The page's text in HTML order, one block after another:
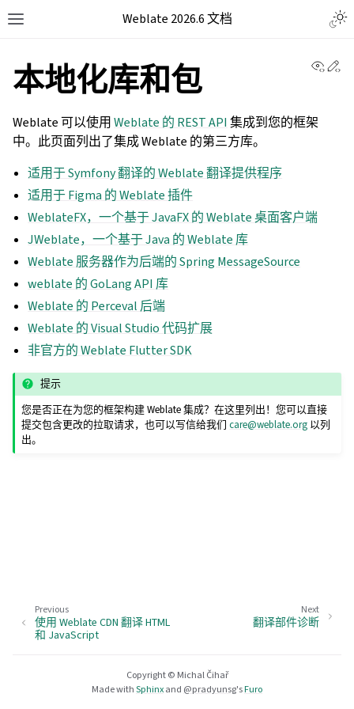
Weblate 2026.6 文档
本地化库和包
Weblate 可以使用 Weblate 的 REST API 集成到您的框架
中。此页面列出了集成 Weblate 的第三方库。
适用于 Symfony 翻译的 Weblate 翻译提供程序
适用于 Figma 的 Weblate 插件
WeblateFX，一个基于 JavaFX 的 Weblate 桌面客户端
JWeblate，一个基于 Java 的 Weblate 库
Weblate 服务器作为后端的 Spring MessageSource
weblate 的 GoLang API 库
Weblate 的 Perceval 后端
Weblate 的 Visual Studio 代码扩展
非官方的 Weblate Flutter SDK
提示
您是否正在为您的框架构建 Weblate 集成？在这里列出！您可以直接
提交包含更改的拉取请求，也可以写信给我们care@weblate.org 以列
出。
Next
翻译部件诊断
Previous
使用 Weblate CDN 翻译 HTML
和 JavaScript
Copyright © Michal Čihař
Made withSphinxand @pradyunsg'sFuro